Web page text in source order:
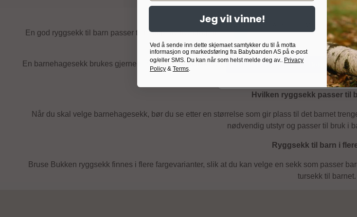
Ryggsekk til barn for
En god ryggsekk til barn passer til mange av hverdagens små og store opplevelser. I denne
Bukken-serien har et volum på 18 liter
En barnehagesekk brukes gjerne til skiftetøy, matpakke, drikkeflaske og annet barnet trenger
besøk hos venner eller
Hvilken ryggsekk passer til
Når du skal velge barnehagesekk, bør du se etter en størrelse som gir plass til det barnet
nødvendig utstyr og passer til bruk i
Ryggsekk til barn i
Bruse Bukken ryggsekk finnes i flere fargevarianter, slik at du kan velge en sekk som passer
tursekk til barnet.
Markedsføring
Bekreft valg
Jeg vil vinne!
Ved å sende inn dette skjemaet samtykker du til å motta
informasjon og markedsføring fra Babybanden AS på e-post
og/eller SMS. Du kan når som helst melde deg av.. Privacy
Policy & Terms